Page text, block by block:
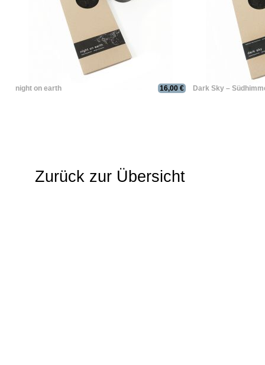
night on earth 16,00 € Dark Sky –
Zurück zur Übersicht